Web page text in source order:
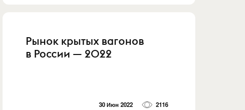
Рынок крытых вагонов
в России — 2022
30 Июн 2022 2116